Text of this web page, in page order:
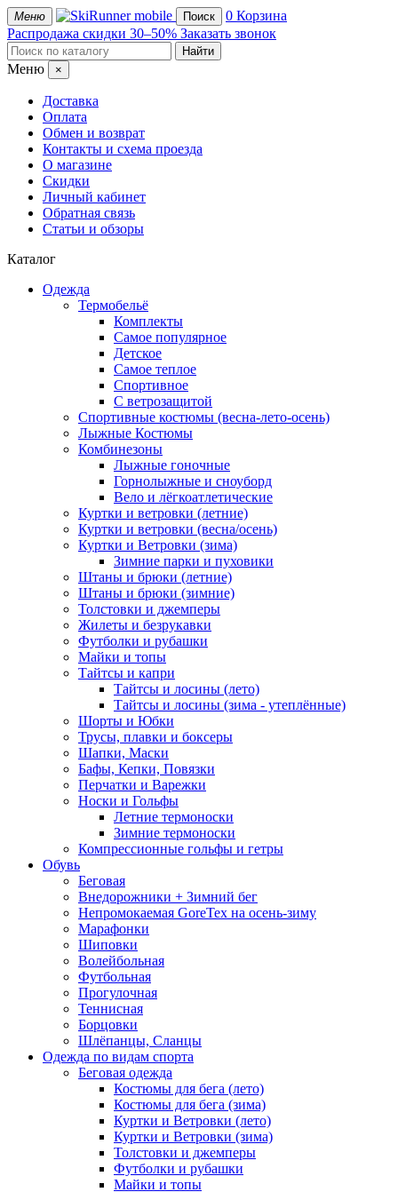
Меню mobile Поиск 0 Корзина
Распродажа скидки 30–50% Заказать звонок
Меню ×
Доставка
Оплата
Обмен и возврат
Контакты и схема проезда
О магазине
Скидки
Личный кабинет
Обратная связь
Статьи и обзоры
Каталог
Одежда
Термобельё
Комплекты
Самое популярное
Детское
Самое теплое
Спортивное
С ветрозащитой
Спортивные костюмы (весна-лето-осень)
Лыжные Костюмы
Комбинезоны
Лыжные гоночные
Горнолыжные и сноуборд
Вело и лёгкоатлетические
Куртки и ветровки (летние)
Куртки и ветровки (весна/осень)
Куртки и Ветровки (зима)
Зимние парки и пуховики
Штаны и брюки (летние)
Штаны и брюки (зимние)
Толстовки и джемперы
Жилеты и безрукавки
Футболки и рубашки
Майки и топы
Тайтсы и капри
Тайтсы и лосины (лето)
Тайтсы и лосины (зима - утеплённые)
Шорты и Юбки
Трусы, плавки и боксеры
Шапки, Маски
Бафы, Кепки, Повязки
Перчатки и Варежки
Носки и Гольфы
Летние термоноски
Зимние термоноски
Компрессионные гольфы и гетры
Обувь
Беговая
Внедорожники + Зимний бег
Непромокаемая GoreTex на осень-зиму
Марафонки
Шиповки
Волейбольная
Футбольная
Прогулочная
Теннисная
Борцовки
Шлёпанцы, Сланцы
Одежда по видам спорта
Беговая одежда
Костюмы для бега (лето)
Костюмы для бега (зима)
Куртки и Ветровки (лето)
Куртки и Ветровки (зима)
Толстовки и джемперы
Футболки и рубашки
Майки и топы